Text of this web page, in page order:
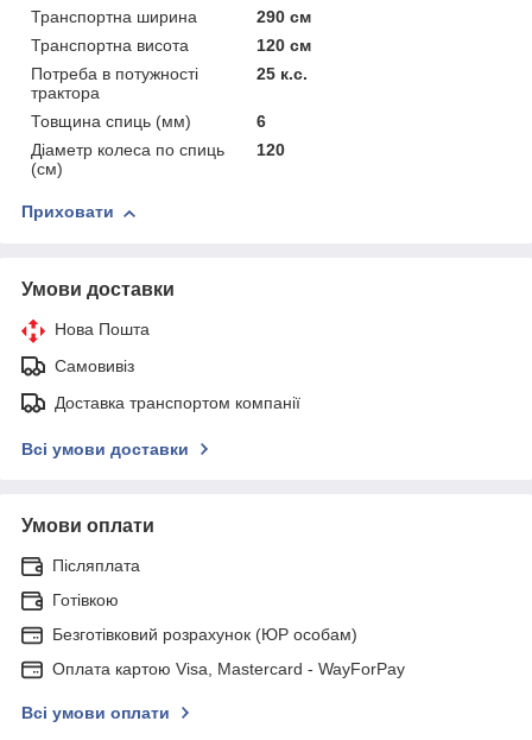
Транспортна ширина
290 см
Транспортна висота
120 см
Потреба в потужності
трактора
25 к.с.
Товщина спиць (мм)
6
Діаметр колеса по спиць
(см)
120
Приховати
Умови доставки
Нова Пошта
Самовивіз
Доставка транспортом компанії
Всі умови доставки
Умови оплати
Післяплата
Готівкою
Безготівковий розрахунок (ЮР особам)
Оплата картою Visa, Mastercard - WayForPay
Всі умови оплати